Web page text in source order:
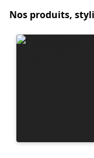
Nos produits,